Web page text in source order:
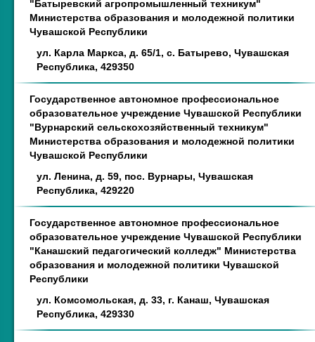
"Батыревский агропромышленный техникум"
Министерства образования и молодежной политики
Чувашской Республики
ул. Карла Маркса, д. 65/1, с. Батырево, Чувашская
Республика, 429350
Государственное автономное профессиональное
образовательное учреждение Чувашской Республики
"Вурнарский сельскохозяйственный техникум"
Министерства образования и молодежной политики
Чувашской Республики
ул. Ленина, д. 59, пос. Вурнары, Чувашская
Республика, 429220
Государственное автономное профессиональное
образовательное учреждение Чувашской Республики
"Канашский педагогический колледж" Министерства
образования и молодежной политики Чувашской
Республики
ул. Комсомольская, д. 33, г. Канаш, Чувашская
Республика, 429330